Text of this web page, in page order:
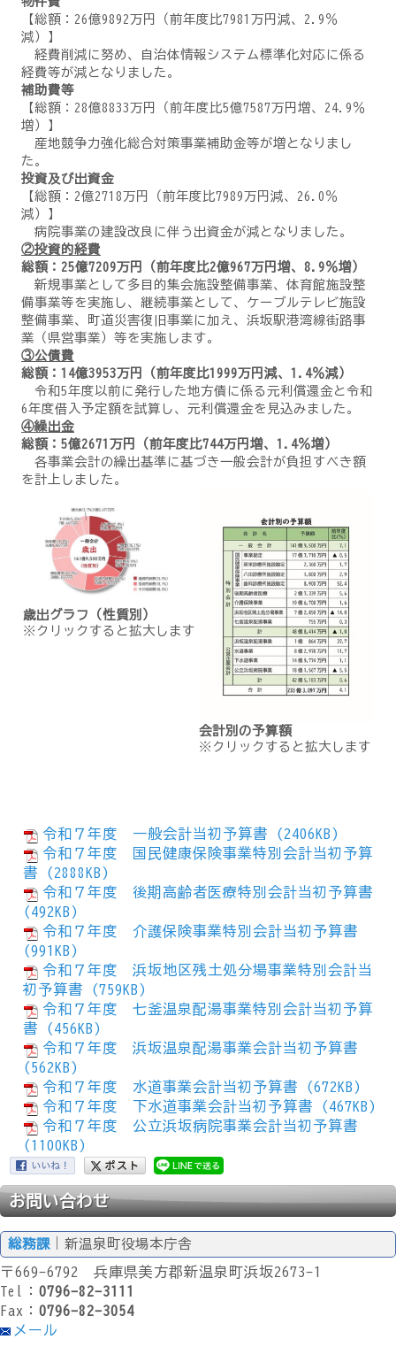
【総額：26億9892万円（前年度比7981万円減、2.9％
減）】
経費削減に努め、自治体情報システム標準化対応に係る
経費等が減となりました。
補助費等
【総額：28億8833万円（前年度比5億7587万円増、24.9％
増）】
産地競争力強化総合対策事業補助金等が増となりまし
た。
投資及び出資金
【総額：2億2718万円（前年度比7989万円減、26.0％
減）】
病院事業の建設改良に伴う出資金が減となりました。
②投資的経費
総額：25億7209万円（前年度比2億967万円増、8.9％増）
新規事業として多目的集会施設整備事業、体育館施設整
備事業等を実施し、継続事業として、ケーブルテレビ施設
整備事業、町道災害復旧事業に加え、浜坂駅港湾線街路事
業（県営事業）等を実施します。
③公債費
総額：14億3953万円（前年度比1999万円減、1.4％減）
令和5年度以前に発行した地方債に係る元利償還金と令和
6年度借入予定額を試算し、元利償還金を見込みました。
④繰出金
総額：5億2671万円（前年度比744万円増、1.4％増）
各事業会計の繰出基準に基づき一般会計が負担すべき額
を計上しました。
歳出グラフ（性質別）
※クリックすると拡大します
会計別の予算額
※クリックすると拡大します
令和７年度 一般会計当初予算書 (2406KB)
令和７年度 国民健康保険事業特別会計当初予算
書 (2888KB)
令和７年度 後期高齢者医療特別会計当初予算書
(492KB)
令和７年度 介護保険事業特別会計当初予算書
(991KB)
令和７年度 浜坂地区残土処分場事業特別会計当
初予算書 (759KB)
令和７年度 七釜温泉配湯事業特別会計当初予算
書 (456KB)
令和７年度 浜坂温泉配湯事業会計当初予算書
(562KB)
令和７年度 水道事業会計当初予算書 (672KB)
令和７年度 下水道事業会計当初予算書 (467KB)
令和７年度 公立浜坂病院事業会計当初予算書
(1100KB)
お問い合わせ
総務課 ｜新温泉町役場本庁舎
〒669-6792 兵庫県美方郡新温泉町浜坂2673-1
Tel： 0796-82-3111
Fax： 0796-82-3054
メール